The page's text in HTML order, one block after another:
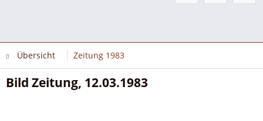
Übersicht Zeitung 1983
Bild Zeitung, 12.03.1983